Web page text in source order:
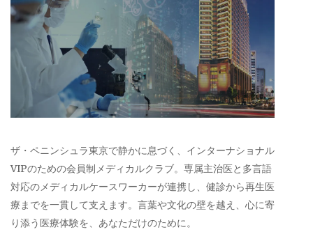
ザ・ペニンシュラ東京で静かに息づく、インターナショナル
VIPのための会員制メディカルクラブ。専属主治医と多言語
対応のメディカルケースワーカーが連携し、健診から再生医
療までを一貫して支えます。言葉や文化の壁を越え、心に寄
り添う医療体験を、あなただけのために。